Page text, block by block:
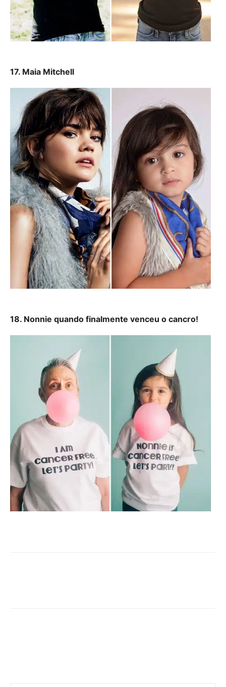
17. Maia Mitchell
18. Nonnie quando finalmente venceu o cancro!